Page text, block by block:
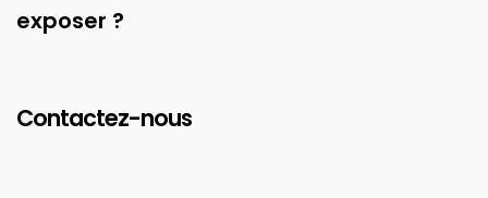
exposer ?
Contactez-nous